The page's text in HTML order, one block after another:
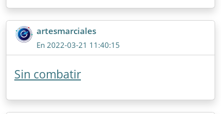
artesmarciales
En 2022-03-21 11:40:15
Sin combatir